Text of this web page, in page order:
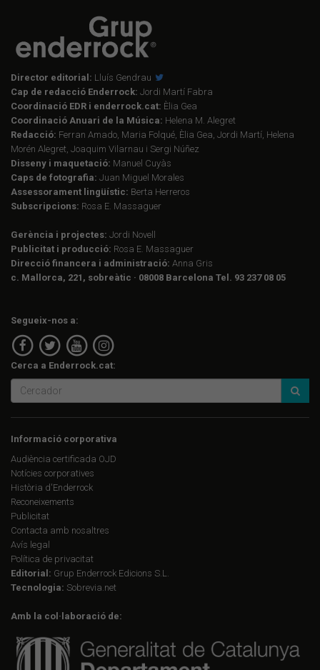
Director editorial: Lluís Gendrau
Cap de redacció Enderrock: Jordi Martí Fabra
Coordinació EDR i enderrock.cat: Èlia Gea
Coordinació Anuari de la Música: Helena M. Alegret
Redacció: Ferran Amado, Maria Folqué, Èlia Gea, Jordi Martí, Helena
Morén Alegret, Joaquim Vilarnau i Sergi Núñez
Disseny i maquetació: Manuel Cuyàs
Caps de fotografia: Juan Miguel Morales
Assessorament lingüístic: Berta Herreros
Subscripcions: Rosa E. Massaguer
Gerència i projectes: Jordi Novell
Publicitat i producció: Rosa E. Massaguer
Direcció financera i administració: Anna Gris
c. Mallorca, 221, sobreàtic · 08008 Barcelona Tel. 93 237 08 05
Segueix-nos a:
Cerca a Enderrock.cat:
Informació corporativa
Audiència certificada OJD
Notícies corporatives
Història d'Enderrock
Reconeixements
Publicitat
Contacta amb nosaltres
Avís legal
Política de privacitat
Editorial: Grup Enderrock Edicions S.L.
Tecnologia: Sobrevia.net
Amb la col·laboració de: